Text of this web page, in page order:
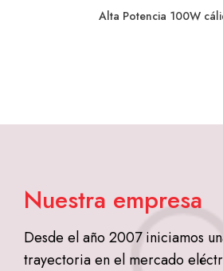
Alta Potencia 100W
Nuestra empresa
Desde el año 2007 iniciamos
trayectoria en el mercado